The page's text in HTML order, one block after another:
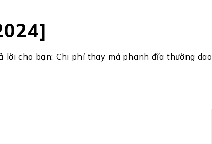
lời cho bạn: Chi phí thay má phanh đĩa thường dao